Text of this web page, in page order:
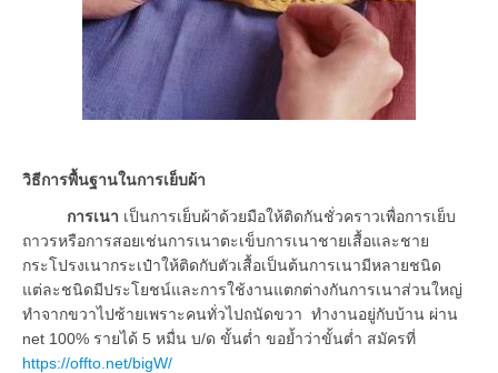
วิธีการพื้นฐานในการเย็บผ้า
การเนา เป็นการเย็บผ้าด้วยมือให้ติดกันชั่วคราวเพื่อการเย็บ
ถาวรหรือการสอยเช่นการเนาตะเข็บการเนาชายเสื้อและชาย
กระโปรงเนากระเป๋าให้ติดกับตัวเสื้อเป็นต้นการเนามีหลายชนิด
แต่ละชนิดมีประโยชน์และการใช้งานแตกต่างกันการเนาส่วนใหญ่
ทำจากขวาไปซ้ายเพราะคนทั่วไปถนัดขวา ทำงานอยู่กับบ้าน ผ่าน
net 100% รายได้ 5 หมื่น บ/ด ขั้นต่ำ ขอย้ำว่าขั้นต่ำ สมัครที่
https://offto.net/bigW/